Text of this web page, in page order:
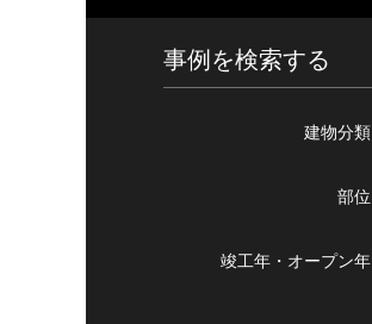
事例を検索する
建物分類
部位
竣工年・ オープン年